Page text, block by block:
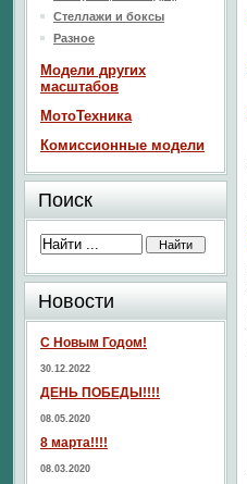
Стеллажи и боксы
Разное
Модели других
масштабов
МотоТехника
Комиссионные модели
Поиск
Новости
С Новым Годом!
30.12.2022
ДЕНЬ ПОБЕДЫ!!!!
08.05.2020
8 марта!!!!
08.03.2020